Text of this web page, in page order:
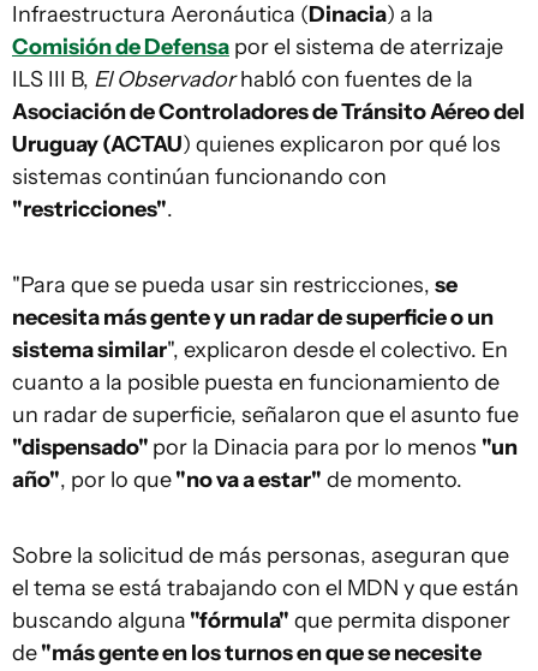
Infraestructura Aeronáutica (Dinacia) a la
Comisión de Defensa por el sistema de aterrizaje
ILS III B, El Observadorhabló con fuentes de la
Asociación de Controladores de Tránsito Aéreo del
Uruguay (ACTAU) quienes explicaron por qué los
sistemas continúan funcionando con
"restricciones".
"Para que se pueda usar sin restricciones, se
necesita más gente y un radar de superficie o un
sistema similar", explicaron desde el colectivo. En
cuanto a la posible puesta en funcionamiento de
un radar de superficie, señalaron que el asunto fue
"dispensado" por la Dinacia para por lo menos "un
año", por lo que"no va a estar" de momento.
Sobre la solicitud de más personas, aseguran que
el tema se está trabajando con el MDN y que están
buscando alguna "fórmula" que permita disponer
de"más gente en los turnos en que se necesite